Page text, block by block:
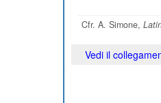
Cfr. A. Simone,
Vedi il